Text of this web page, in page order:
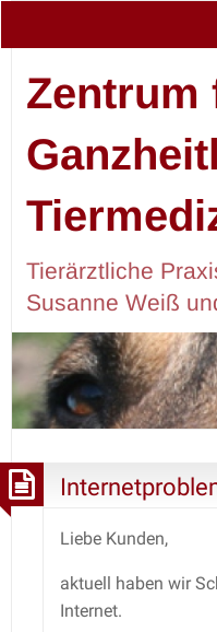
Zentrum
Tierärztliche
Susanne Weiß
Liebe Kunden,
aktuell haben wir
Internet.